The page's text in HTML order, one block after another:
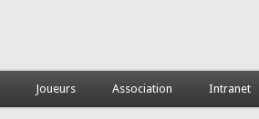
Joueurs Association Intranet